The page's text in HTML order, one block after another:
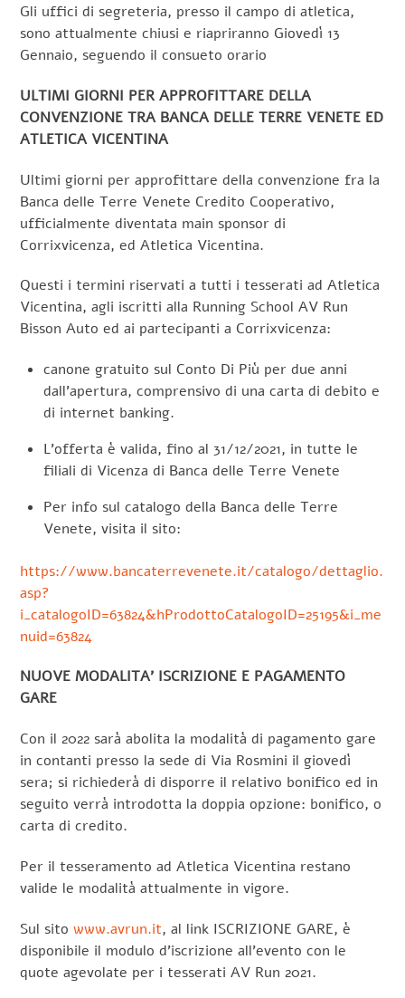
Gli uffici di segreteria, presso il campo di atletica,
sono attualmente chiusi e riapriranno Giovedì 13
Gennaio, seguendo il consueto orario
ULTIMI GIORNI PER APPROFITTARE DELLA
CONVENZIONE TRA BANCA DELLE TERRE VENETE ED
ATLETICA VICENTINA
Ultimi giorni per approfittare della convenzione fra la
Banca delle Terre Venete Credito Cooperativo,
ufficialmente diventata main sponsor di
Corrixvicenza, ed Atletica Vicentina.
Questi i termini riservati a tutti i tesserati ad Atletica
Vicentina, agli iscritti alla Running School AV Run
Bisson Auto ed ai partecipanti a Corrixvicenza:
canone gratuito sul Conto Di Più per due anni
dall’apertura, comprensivo di una carta di debito e
di internet banking.
L’offerta è valida, fino al 31/12/2021, in tutte le
filiali di Vicenza di Banca delle Terre Venete
Per info sul catalogo della Banca delle Terre
Venete, visita il sito:
https://www.bancaterrevenete.it/catalogo/dettaglio.
asp?
i_catalogoID=63824&hProdottoCatalogoID=25195&i_me
nuid=63824
NUOVE MODALITA’ ISCRIZIONE E PAGAMENTO
GARE
Con il 2022 sarà abolita la modalità di pagamento gare
in contanti presso la sede di Via Rosmini il giovedì
sera; si richiederà di disporre il relativo bonifico ed in
seguito verrà introdotta la doppia opzione: bonifico, o
carta di credito.
Per il tesseramento ad Atletica Vicentina restano
valide le modalità attualmente in vigore.
Sul sitowww.avrun.it, al link ISCRIZIONE GARE, è
disponibile il modulo d’iscrizione all’evento con le
quote agevolate per i tesserati AV Run 2021.